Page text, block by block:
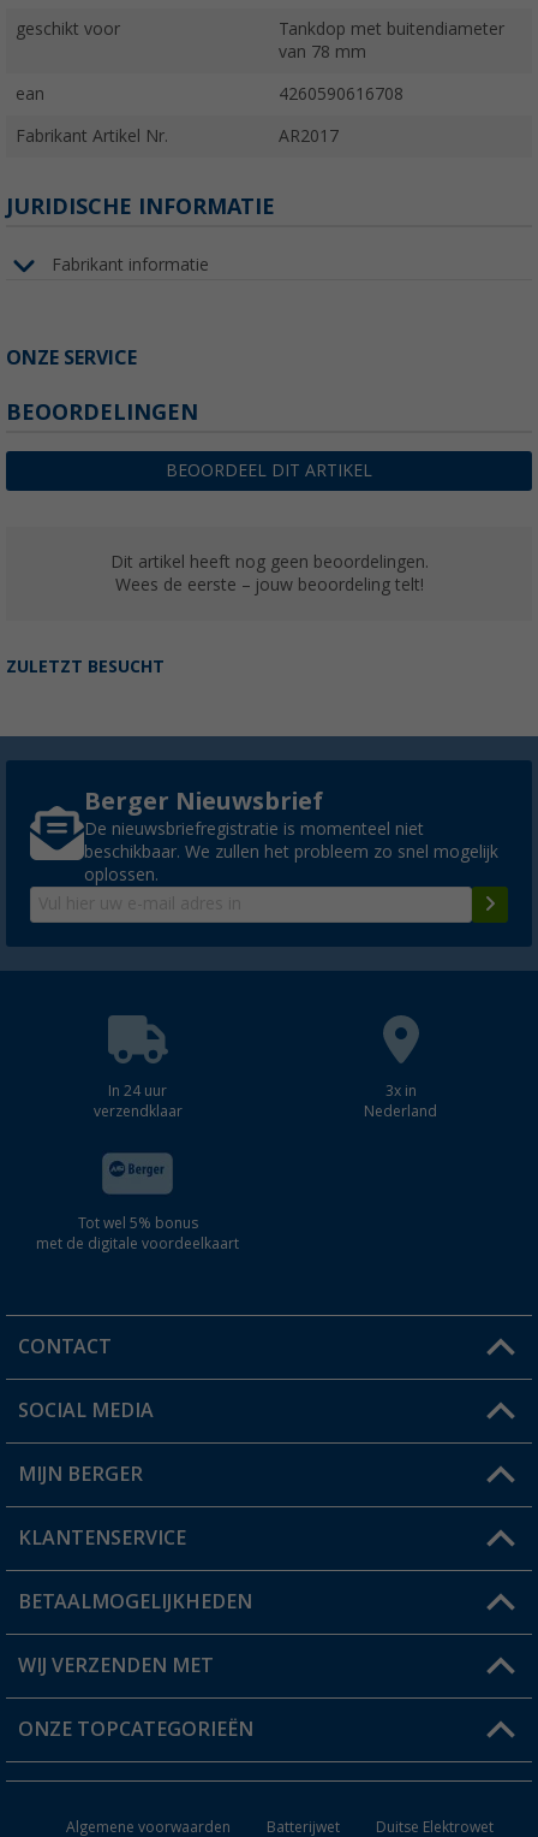
geschikt voor
Tankdop met buitendiameter
van 78 mm
ean 4260590616708
Fabrikant Artikel Nr. AR2017
JURIDISCHE INFORMATIE
Fabrikant informatie
ONZE SERVICE
BEOORDELINGEN
BEOORDEEL DIT ARTIKEL
Dit artikel heeft nog geen beoordelingen.
Wees de eerste – jouw beoordeling telt!
ZULETZT BESUCHT
Berger Nieuwsbrief
De nieuwsbriefregistratie is momenteel niet
beschikbaar. We zullen het probleem zo snel mogelijk
oplossen.
In 24 uur
verzendklaar
3x in
Nederland
Tot wel 5% bonus
met de digitale voordeelkaart
CONTACT
Een vraag?
Winkel vinden
SOCIAL MEDIA
MIJN BERGER
Mijn account
Status bestelling
Verlanglijstje
KLANTENSERVICE
FAQ & Contact
Verzendinformatie
Catalogus
BETAALMOGELIJKHEDEN
WIJ VERZENDEN MET
ONZE TOPCATEGORIEËN
Algemene voorwaarden Batterijwet Duitse Elektrowet